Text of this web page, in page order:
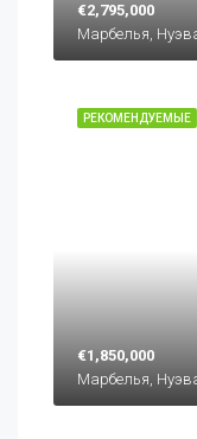
€2,795,000
Марбелья,
РЕКОМЕНДУЕМЫЕ
€1,850,000
Марбелья,